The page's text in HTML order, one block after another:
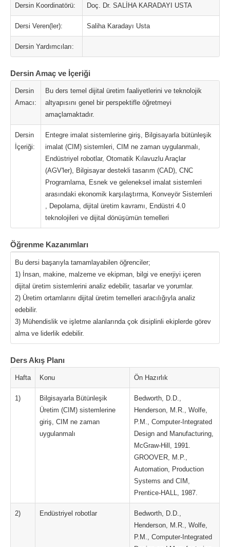
Dersin Koordinatörü: Doç. Dr. SALİHA KARADAYI USTA
Dersi Veren(ler): Saliha Karadayı Usta
Dersin Yardımcıları:
Dersin Amaç ve İçeriği
Dersin
Amacı:
Bu ders temel dijital üretim faaliyetlerini ve teknolojik
altyapısını genel bir perspektifle öğretmeyi
amaçlamaktadır.
Dersin
İçeriği:
Entegre imalat sistemlerine giriş, Bilgisayarla bütünleşik
imalat (CIM) sistemleri, CIM ne zaman uygulanmalı,
Endüstriyel robotlar, Otomatik Kılavuzlu Araçlar
(AGV'ler), Bilgisayar destekli tasarım (CAD), CNC
Programlama, Esnek ve geleneksel imalat sistemleri
arasındaki ekonomik karşılaştırma, Konveyör Sistemleri
, Depolama, dijital üretim kavramı, Endüstri 4.0
teknolojileri ve dijital dönüşümün temelleri
Öğrenme Kazanımları
Bu dersi başarıyla tamamlayabilen öğrenciler;
1) İnsan, makine, malzeme ve ekipman, bilgi ve enerjiyi içeren
dijital üretim sistemlerini analiz edebilir, tasarlar ve yorumlar.
2) Üretim ortamlarını dijital üretim temelleri aracılığıyla analiz
edebilir.
3) Mühendislik ve işletme alanlarında çok disiplinli ekiplerde görev
alma ve liderlik edebilir.
Ders Akış Planı
Hafta Konu Ön Hazırlık
1)
Bilgisayarla Bütünleşik
Üretim (CIM) sistemlerine
giriş, CIM ne zaman
uygulanmalı
Bedworth, D.D.,
Henderson, M.R., Wolfe,
P.M., Computer-Integrated
Design and Manufacturing,
McGraw-Hill, 1991.
GROOVER, M.P.,
Automation, Production
Systems and CIM,
Prentice-HALL, 1987.
2) Endüstriyel robotlar
Bedworth, D.D.,
Henderson, M.R., Wolfe,
P.M., Computer-Integrated